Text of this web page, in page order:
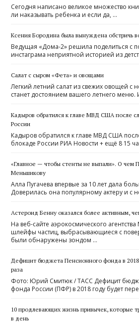
Сегодня написано великое множество
ли наказывать ребенка и если да, …
Ксения Бородина была вынуждена обстричь
Ведущая «Дома-2» решила поделиться с
инстаграма неприятной историей из
Салат с сыром «Фета» и овощами
Легкий летний салат из свежих овощей с
станет достоянием вашего летнего меню.
Кадыров обратился к главе МВД США после
России
Кадыров обратился к главе МВД США
блокаде России РИА Новости + ещё 8 15
«Главное — чтобы стенты не выпали». О чем
Меньшикову
Алла Пугачева впервые за 10 лет дала
Доверилась она популярному актеру и с
Астероид Бенну оказался более активным,
На веб-сайте аэрокосмического агентства
шлейфы частиц, выбрасывающиеся с
были обнаружены зондом …
Дефицит бюджета Пенсионного фонда в 2018
раза
Фото: Юрий Смитюк / ТАСС Дефицит
фонда России (ПФР) в 2018 году будет
10 продлевающих жизнь привычек, которые
в день